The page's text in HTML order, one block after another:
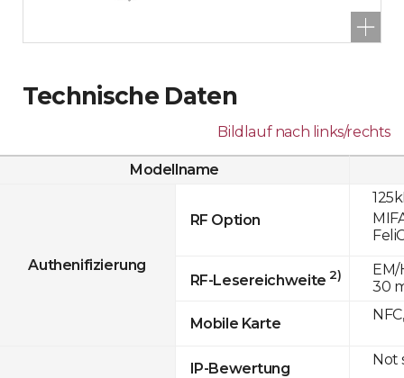
Technische Daten
Bildlauf nach links/rechts
Modellname
Authenifizierung
RF Option
RF-Lesereichweite 2)
Mobile Karte
IP-Bewertung
EM/
30
Not